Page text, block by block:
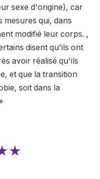
sexe d'origine), car
mesures qui, dans
modifié leur corps. ,
disent qu'ils ont
avoir réalisé qu'ils
et que la transition
soit dans la